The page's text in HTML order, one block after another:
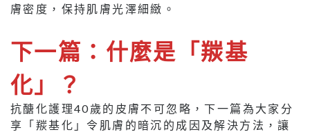
膚密度，保持肌膚光澤細緻。
下一篇：什麼是「羰基
化」？
抗醣化護理40歲的皮膚不可忽略，下一篇為大家分
享「羰基化」令肌膚的暗沉的成因及解決方法，讓